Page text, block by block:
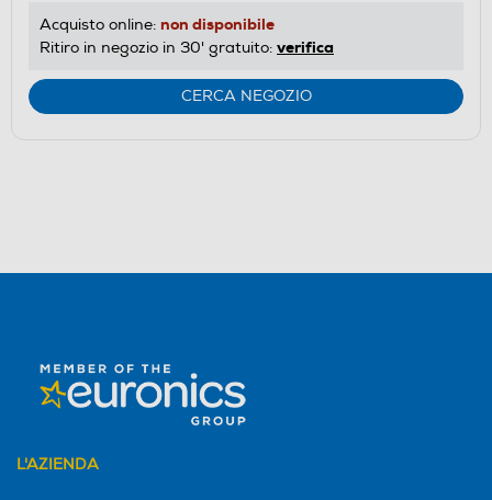
Acquisto online: non disponibile
Ritiro in negozio in 30' gratuito: verifica
CERCA NEGOZIO
L'AZIENDA